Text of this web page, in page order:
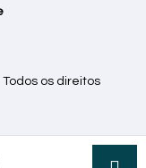
Todos os direitos